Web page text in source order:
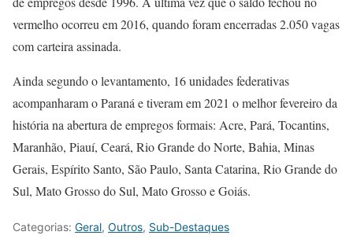
vermelho ocorreu em 2016, quando foram encerradas 2.050 vagas
com carteira assinada.
Ainda segundo o levantamento, 16 unidades federativas
acompanharam o Paraná e tiveram em 2021 o melhor fevereiro da
história na abertura de empregos formais: Acre, Pará, Tocantins,
Maranhão, Piauí, Ceará, Rio Grande do Norte, Bahia, Minas
Gerais, Espírito Santo, São Paulo, Santa Catarina, Rio Grande do
Sul, Mato Grosso do Sul, Mato Grosso e Goiás.
Categorias: Geral, Outros, Sub-Destaques